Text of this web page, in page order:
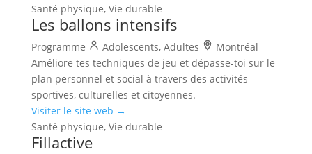
Santé physique, Vie durable
Les ballons intensifs
Programme Adolescents, Adultes
Montréal
Améliore tes techniques de jeu et dépasse-toi sur le
plan personnel et social à travers des activités
sportives, culturelles et citoyennes.
Visiter le site web →
Santé physique, Vie durable
Fillactive